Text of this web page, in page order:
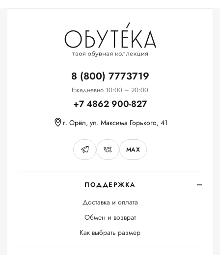
ПОДДЕРЖКА
Доставка и оплата
Обмен и возврат
Как выбрать размер
8 (800) 7773719
Ежедневно 10:00 – 20:00
+7 4862 900-827
г. Орёл, ул. Максима Горького, 41
MAX